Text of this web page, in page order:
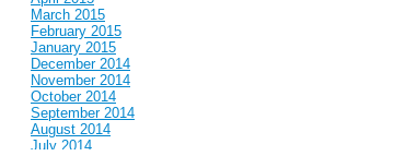
March 2015
February 2015
January 2015
December 2014
November 2014
October 2014
September 2014
August 2014
July 2014